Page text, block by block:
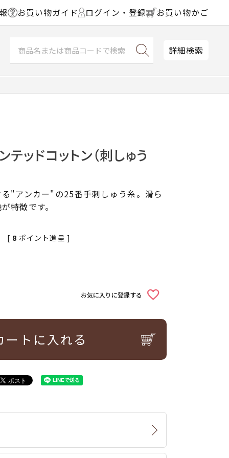
お買い物ガイド ログイン・登録 お買い物かご
詳細検索
テッドコットン（刺しゅう
"アンカー"の25番手刺しゅう糸。滑ら
特徴です。
[ 8 ポイント進呈 ]
お気に入りに登録する
ートに入れる